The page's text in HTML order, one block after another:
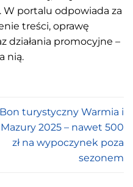
W portalu odpowiada za
treści, oprawę
działania promocyjne –
nią.
Bon turystyczny Warmia i
Mazury 2025 – nawet 500
zł na wypoczynek poza
sezonem